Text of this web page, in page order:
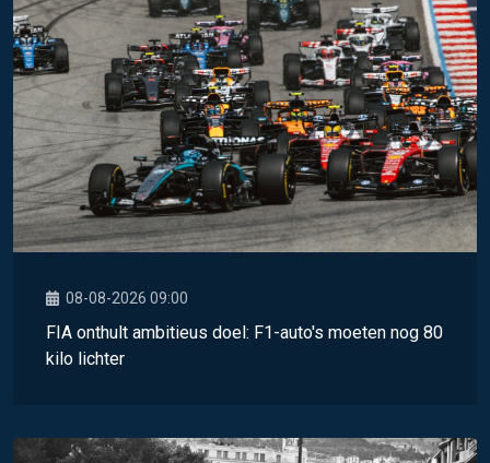
08-08-2026 09:00
FIA onthult ambitieus doel: F1-auto's moeten nog 80
kilo lichter